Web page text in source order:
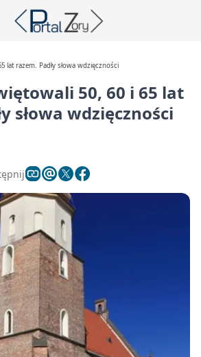
lat razem. Padły słowa wdzięczności
50, 60 i 65 lat
słowa wdzięczności